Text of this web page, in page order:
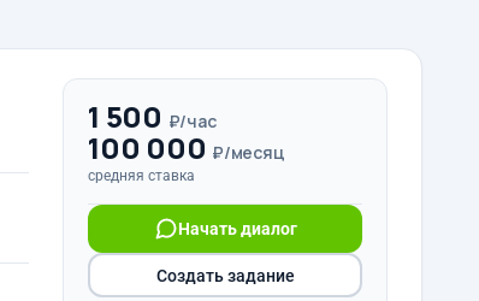
1 500 ₽/час
100 000 ₽/месяц
средняя ставка
Начать диалог
Создать задание